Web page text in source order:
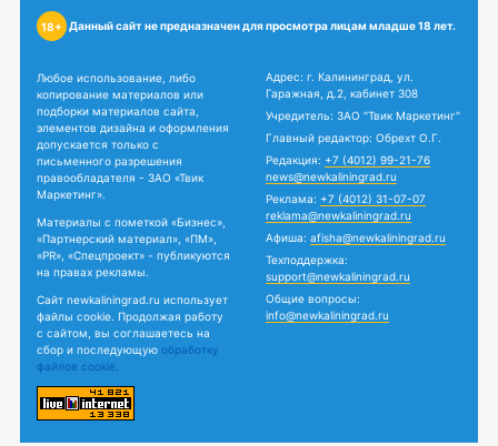
18+ Данный сайт не предназначен для просмотра лицам младше 18 лет.
Любое использование, либо
копирование материалов или
подборки материалов сайта,
элементов дизайна и оформления
допускается только с
письменного разрешения
правообладателя - ЗАО «Твик
Маркетинг».
Материалы с пометкой «Бизнес»,
«Партнерский материал», «ПМ»,
«PR», «Спецпроект» - публикуются
на правах рекламы.
Сайт newkaliningrad.ru использует
файлы cookie. Продолжая работу
с сайтом, вы соглашаетесь на
сбор и последующую обработку
файлов cookie.
Адрес: г. Калининград, ул.
Гаражная, д.2, кабинет 308
Учредитель: ЗАО "Твик Маркетинг"
Главный редактор: Обрехт О.Г.
Редакция: +7 (4012) 99-21-76
news@newkaliningrad.ru
Реклама: +7 (4012) 31-07-07
reklama@newkaliningrad.ru
Афиша: afisha@newkaliningrad.ru
Техподдержка:
support@newkaliningrad.ru
Общие вопросы:
info@newkaliningrad.ru